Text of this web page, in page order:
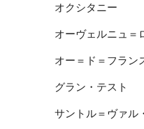
オクシタニー
オーヴェルニュ＝
オー＝ド＝フラン
グラン・テスト
サントル＝ヴァル